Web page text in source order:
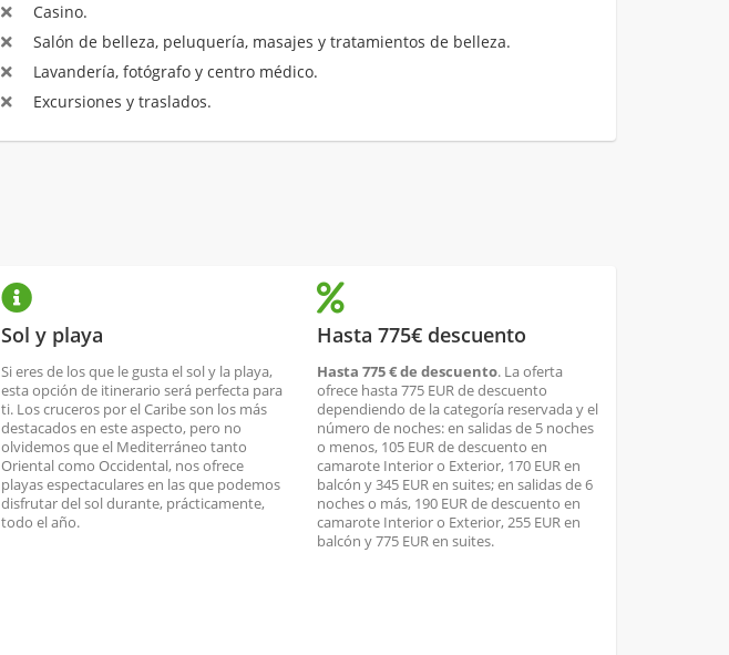
Casino.
Salón de belleza, peluquería, masajes y tratamientos de belleza.
Lavandería, fotógrafo y centro médico.
Excursiones y traslados.
Sol y playa
Si eres de los que le gusta el sol y la playa,
esta opción de itinerario será perfecta para
ti. Los cruceros por el Caribe son los más
destacados en este aspecto, pero no
olvidemos que el Mediterráneo tanto
Oriental como Occidental, nos ofrece
playas espectaculares en las que podemos
disfrutar del sol durante, prácticamente,
todo el año.
Hasta 775€ descuento
Hasta 775 € de descuento. La oferta
ofrece hasta 775 EUR de descuento
dependiendo de la categoría reservada y el
número de noches: en salidas de 5 noches
o menos, 105 EUR de descuento en
camarote Interior o Exterior, 170 EUR en
balcón y 345 EUR en suites; en salidas de 6
noches o más, 190 EUR de descuento en
camarote Interior o Exterior, 255 EUR en
balcón y 775 EUR en suites.